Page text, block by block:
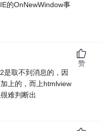
的OnNewWindow事
是取不到消息的，因
上的，而上htmlview
难判断出
赞